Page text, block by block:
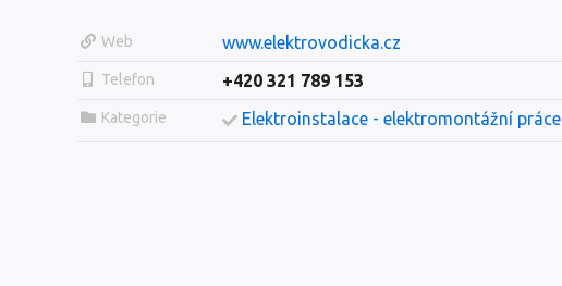
Web www.elektrovodicka.cz
Telefon +420 321 789 153
Kategorie Elektroinstalace - elektromontážní práce